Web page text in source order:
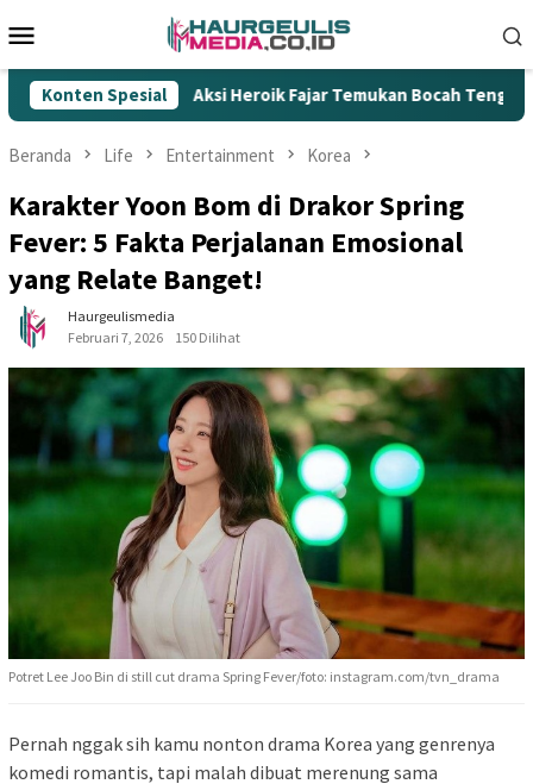
ke
Mobile
Konten Spesial
Aksi Heroik Fajar Temukan Bocah Tenggelam di Embung
Beranda Life Entertainment Korea
Karakter Yoon Bom di Drakor Spring
Fever: 5 Fakta Perjalanan Emosional
yang Relate Banget!
Haurgeulismedia
Februari 7, 2026
150 Dilihat
Potret Lee Joo Bin di still cut drama Spring Fever/foto: instagram.com/tvn_drama
Pernah nggak sih kamu nonton drama Korea yang genrenya
komedi romantis, tapi malah dibuat merenung sama